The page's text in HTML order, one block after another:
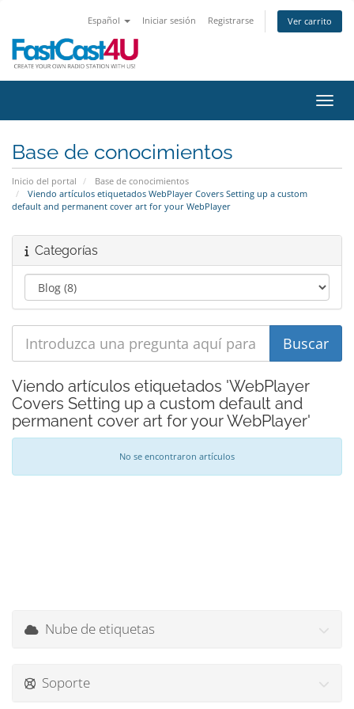
Español Iniciar sesión Registrarse Ver carrito
Base de conocimientos
Inicio del portal
Base de conocimientos
Viendo artículos etiquetados WebPlayer Covers Setting up a custom
default and permanent cover art for your WebPlayer
Categorías
Viendo artículos etiquetados 'WebPlayer
Covers Setting up a custom default and
permanent cover art for your WebPlayer'
No se encontraron artículos
Nube de etiquetas
Soporte